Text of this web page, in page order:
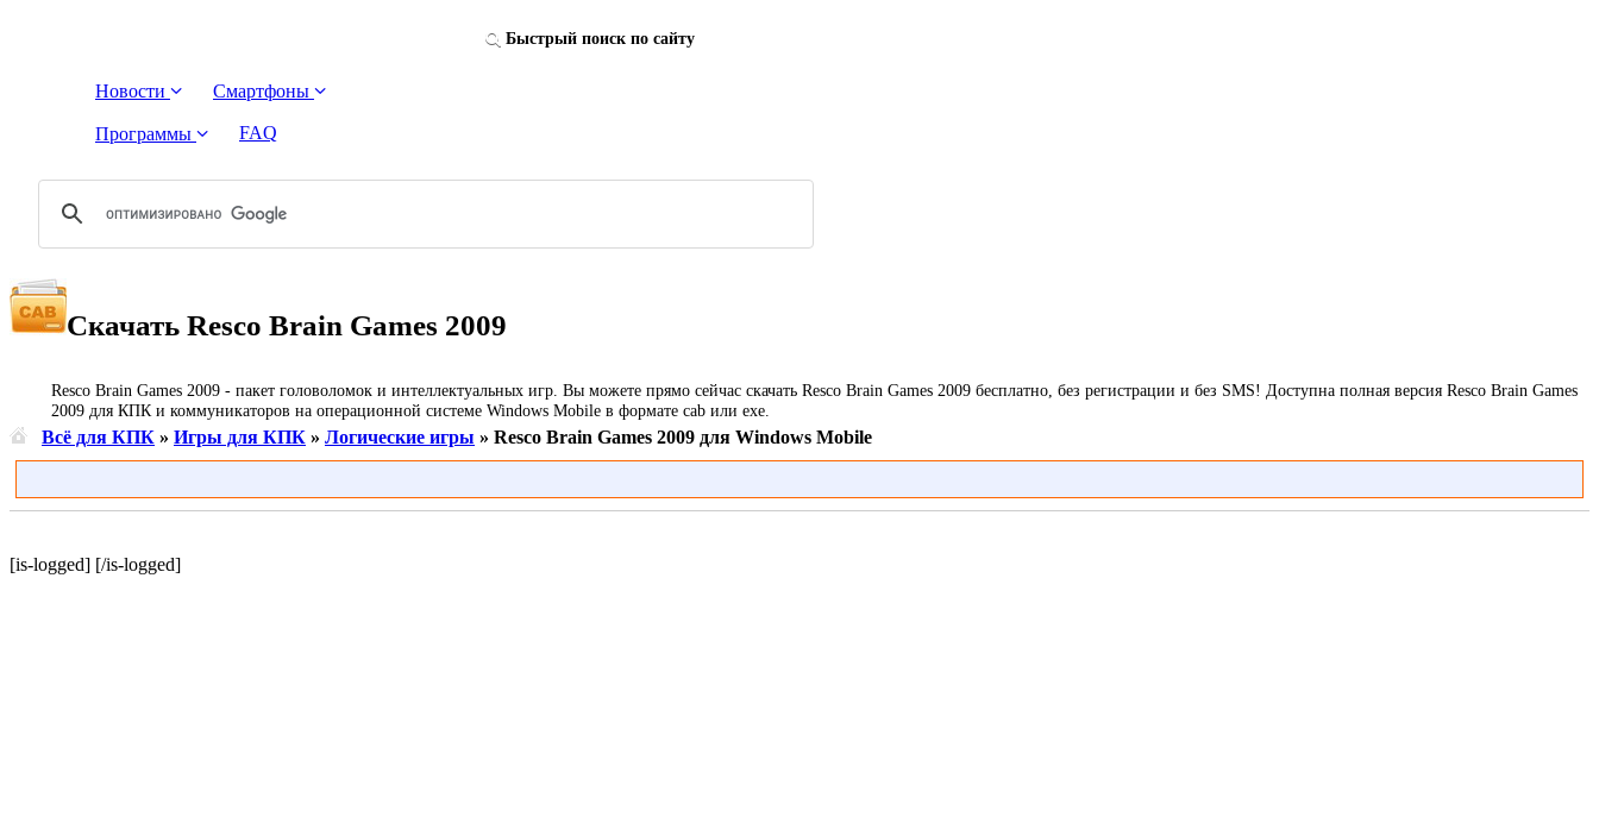
Новости Смартфоны
Программы FAQ
Быстрый поиск по сайту
Скачать Resco Brain Games 2009
Resco Brain Games 2009 - пакет головоломок и интеллектуальных игр. Вы можете прямо сейчас скачать Resco Brain Games 2009 бесплатно, без регистрации и без SMS! Доступна полная версия Resco Brain Games
2009 для КПК и коммуникаторов на операционной системе Windows Mobile в формате cab или exe.
Всё для КПК » Игры для КПК » Логические игры » Resco Brain Games 2009 для Windows Mobile
[is-logged] [/is-logged]